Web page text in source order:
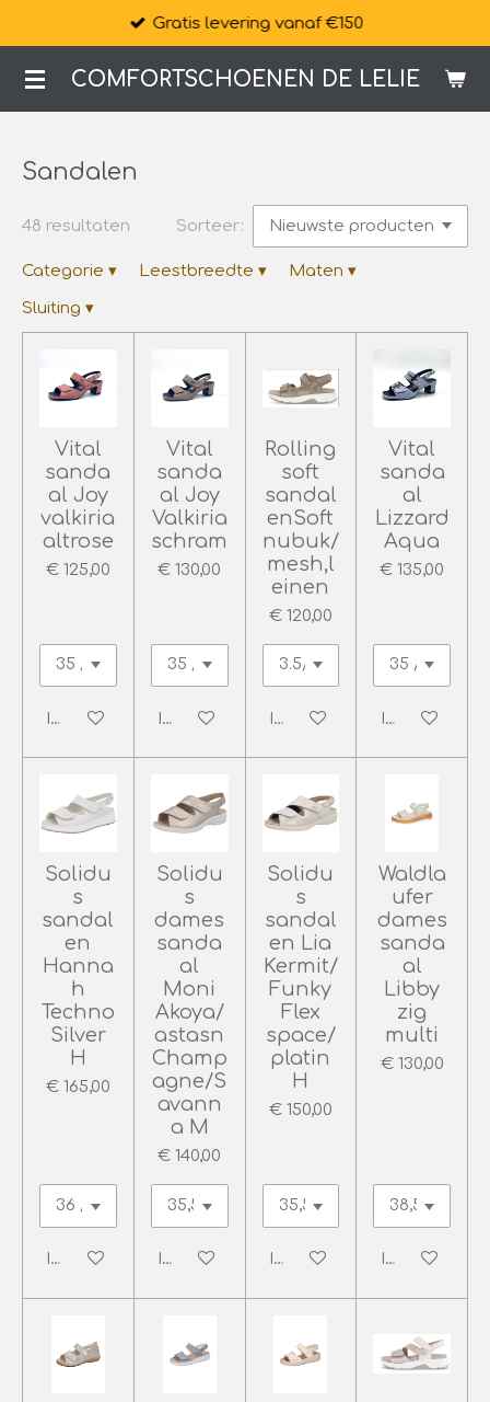
naar
de
COMFORTSCHOENEN DE LELIE
Gratis levering vanaf €150
Sandalen
48 resultaten Sorteer:
Categorie ▾ Leestbreedte ▾ Maten ▾
Sluiting ▾
Vital
sanda
al Joy
valkiria
altrose
€ 125,00
In winkelwagen
Vital
sanda
al Joy
Valkiria
schram
€ 130,00
In winkelwagen
Rolling
soft
sandal
enSoft
nubuk/
mesh,l
einen
€ 120,00
In winkelwagen
Vital
sanda
al
Lizzard
Aqua
€ 135,00
In
Solidu
s
sandal
en
Hanna
h
Techno
Silver
H
€ 165,00
In winkelwagen
Solidu
s
dames
sanda
al
Moni
Akoya/
astasn
Champ
agne/S
avann
a M
€ 140,00
In winkelwagen
Solidu
s
sandal
en Lia
Kermit/
Funky
Flex
space/
platin
H
€ 150,00
In winkelwagen
Waldla
ufer
dames
sanda
al
Libby
zig
multi
€ 130,00
In